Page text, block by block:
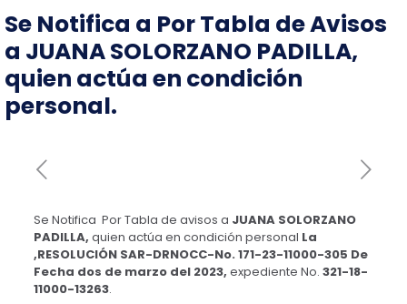
Se Notifica a Por Tabla de Avisos
a JUANA SOLORZANO PADILLA,
quien actúa en condición
personal.
Se Notifica Por Tabla de avisos a JUANA SOLORZANO
PADILLA, quien actúa en condición personal La
,RESOLUCIÓN SAR-DRNOCC-No. 171-23-11000-305 De
Fecha dos de marzo del 2023, expediente No. 321-18-
11000-13263.